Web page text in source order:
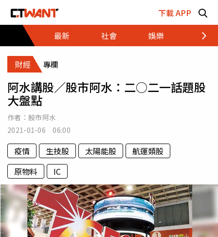
下載 APP
最新
社會 娛樂 財經
財經 專欄
阿水講股／股市阿水：二○二一話題股
大盤點
作者： 股市阿水
2021-01-06 06:00
疫情 生技股 太陽能股
航運類股
原物料
IC